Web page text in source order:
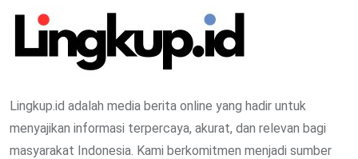
Lingkup.id adalah media berita online yang hadir untuk
menyajikan informasi terpercaya, akurat, dan relevan bagi
masyarakat Indonesia. Kami berkomitmen menjadi sumber